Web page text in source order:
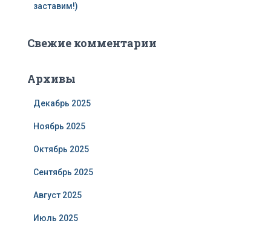
заставим!)
Свежие комментарии
Архивы
Декабрь 2025
Ноябрь 2025
Октябрь 2025
Сентябрь 2025
Август 2025
Июль 2025